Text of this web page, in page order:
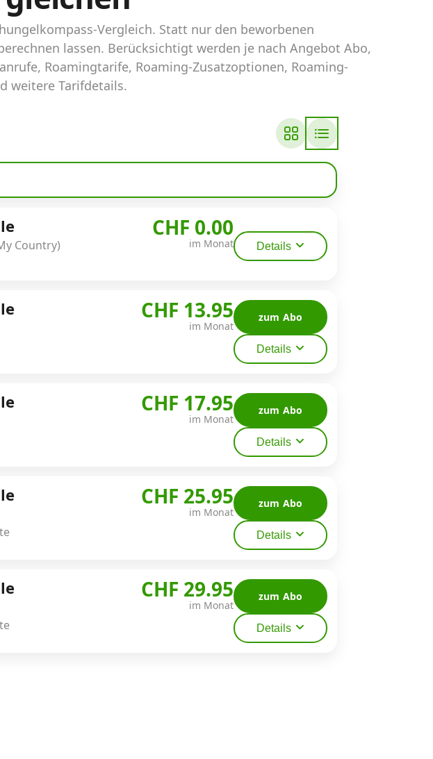
Vergleich. Statt nur den beworbenen
lassen. Berücksichtigt werden je nach Angebot Abo,
Roamingtarife, Roaming-Zusatzoptionen, Roaming-
weitere Tarifdetails.
Country)
CHF 0.00
im Monat Details
CHF 13.95
im Monat
zum Abo
Details
CHF 17.95
im Monat
zum Abo
Details
CHF 25.95
im Monat
zum Abo
Details
CHF 29.95
im Monat
zum Abo
Details